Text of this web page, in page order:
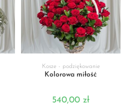
DODAJ DO KOSZYKA
Kosze - podziękowanie
Kolorowa miłość
540,00zł